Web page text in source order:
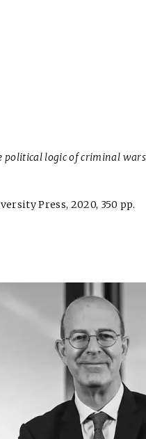
political logic of criminal
Press, 2020, 350 pp.